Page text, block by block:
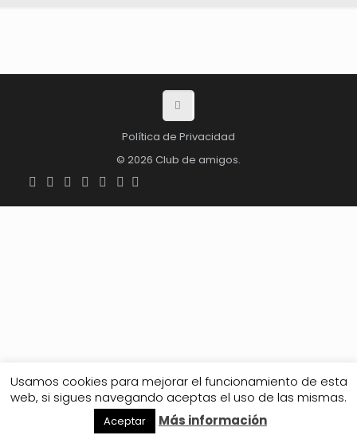
Política de Privacidad
© 2026 Club de amigos.
Usamos cookies para mejorar el funcionamiento de esta
web, si sigues navegando aceptas el uso de las mismas.
Aceptar Más información